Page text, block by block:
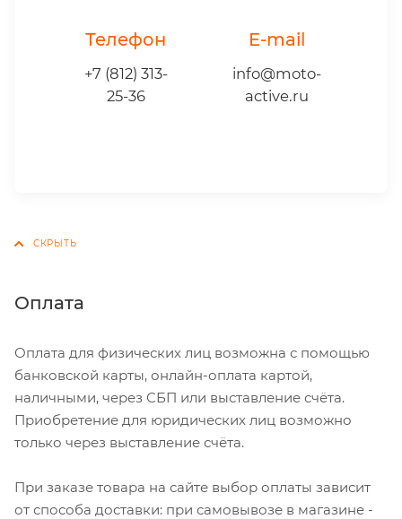
Телефон
+7 (812) 313-
25-36
E-mail
info@moto-
active.ru
Оплата
Оплата для физических лиц возможна с помощью
банковской карты, онлайн-оплата картой,
наличными, через СБП или выставление счёта.
Приобретение для юридических лиц возможно
только через выставление счёта.
При заказе товара на сайте выбор оплаты зависит
от способа доставки: при самовывозе в магазине -